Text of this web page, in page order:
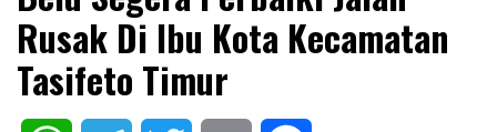
Rusak Di Ibu Kota Kecamatan
Tasifeto Timur